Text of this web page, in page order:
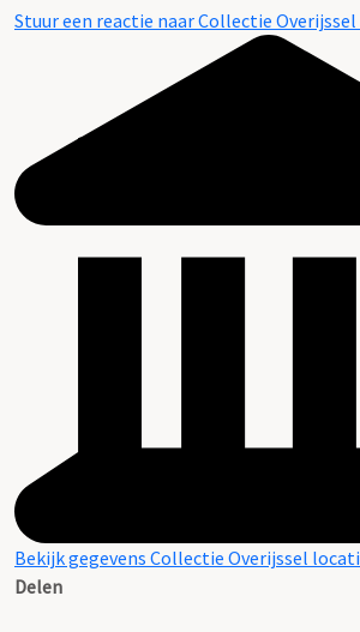
Stuur een reactie naar Collectie
Bekijk gegevens Collectie Overijssel
Delen